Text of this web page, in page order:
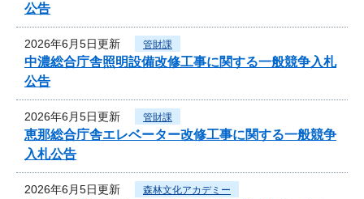
公告
2026年6月5日更新 管財課
中濃総合庁舎照明設備改修工事に関する一般競争入札
公告
2026年6月5日更新 管財課
恵那総合庁舎エレベーター改修工事に関する一般競争
入札公告
2026年6月5日更新 森林文化アカデミー